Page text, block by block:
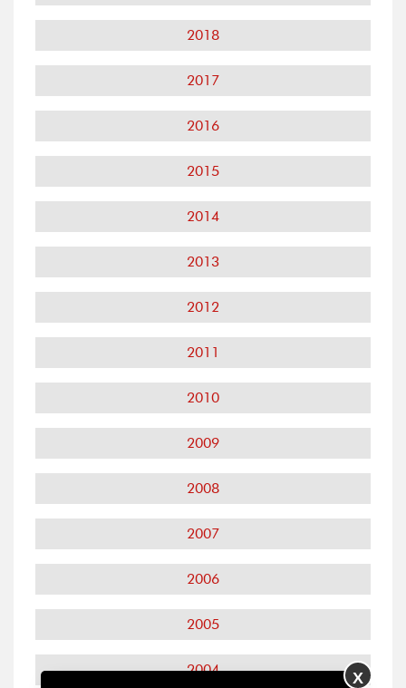
2018
2017
2016
2015
2014
2013
2012
2011
2010
2009
2008
2007
2006
2005
2004 X